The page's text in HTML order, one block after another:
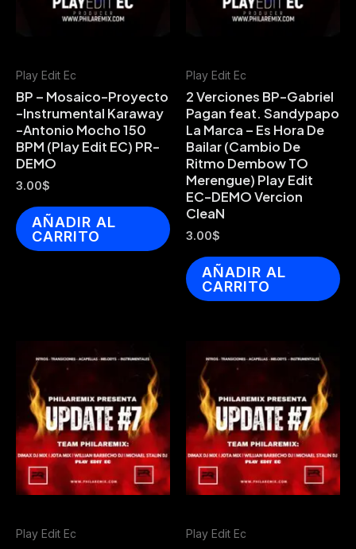
Play Edit Ec
BP – Mosaico-Proyecto
-Instrumental Karaway
-Antonio Mocho 150
BPM (Play Edit EC) PR-
DEMO
3.00$
AÑADIR AL
CARRITO
Play Edit Ec
2 Verciones BP-Gabriel
Pagan feat. Sandypapo
La Marca – Es Hora De
Bailar (Cambio De
Ritmo Dembow TO
Merengue) Play Edit
EC-DEMO Vercion
CleaN
3.00$
AÑADIR AL
CARRITO
Play Edit Ec Play Edit Ec